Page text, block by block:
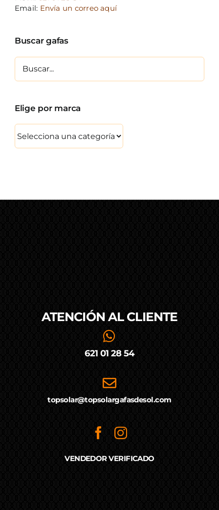
Email: Envía un correo aquí
Buscar gafas
Elige por marca
ATENCIÓN AL CLIENTE
621 01 28 54
topsolar@topsolargafasdesol.com
VENDEDOR VERIFICADO